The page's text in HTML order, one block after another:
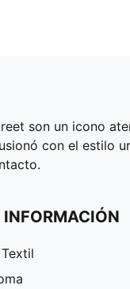
son un icono
con el estilo
INFORMACIÓN